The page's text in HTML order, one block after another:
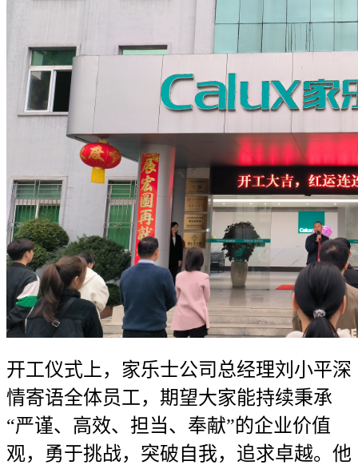
开工仪式上，家乐士公司总经理刘小平深
情寄语全体员工，期望大家能持续秉承
“严谨、高效、担当、奉献”的企业价值
观，勇于挑战，突破自我，追求卓越。他